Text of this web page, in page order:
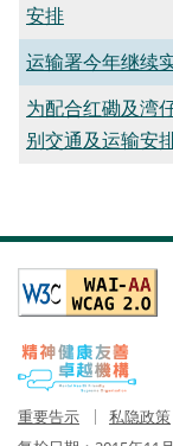
安排
运输署今年继续
为配合红磡及湾
别交通及运输安
重要告示 私隐政策